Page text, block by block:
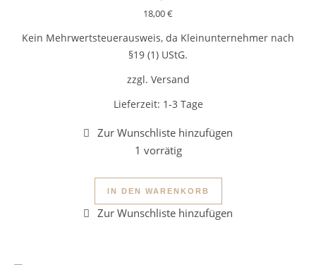
18,00€
Kein Mehrwertsteuerausweis, da Kleinunternehmer nach
§19 (1) UStG.
zzgl. Versand
Lieferzeit: 1-3 Tage
1 vorrätig
Holzohrringe Seestern Menge
IN DEN WARENKORB